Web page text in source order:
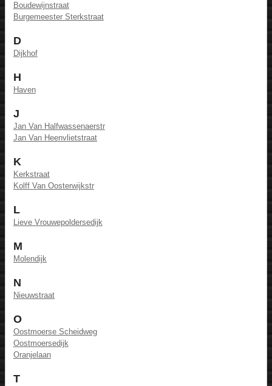
Boudewijnstraat
Burgemeester Sterkstraat
D
Dijkhof
H
Haven
J
Jan Van Halfwassenaerstr
Jan Van Heenvlietstraat
K
Kerkstraat
Kolff Van Oosterwijkstr
L
Lieve Vrouwepoldersedijk
M
Molendijk
N
Nieuwstraat
O
Oostmoerse Scheidweg
Oostmoersedijk
Oranjelaan
T